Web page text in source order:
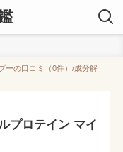
ーの口コミ（0件）/成分解
プロテイン マイ